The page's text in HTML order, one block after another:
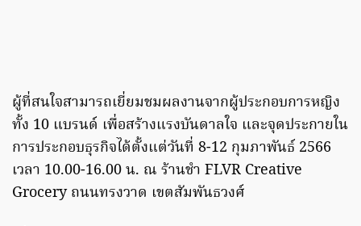
ผู้ที่สนใจสามารถเยี่ยมชมผลงานจากผู้ประกอบการหญิง
ทั้ง 10 แบรนด์ เพื่อสร้างแรงบันดาลใจ และจุดประกายใน
การประกอบธุรกิจได้ตั้งแต่วันที่ 8-12 กุมภาพันธ์ 2566
เวลา 10.00-16.00 น. ณ ร้านชำ FLVR Creative
Grocery ถนนทรงวาด เขตสัมพันธวงศ์